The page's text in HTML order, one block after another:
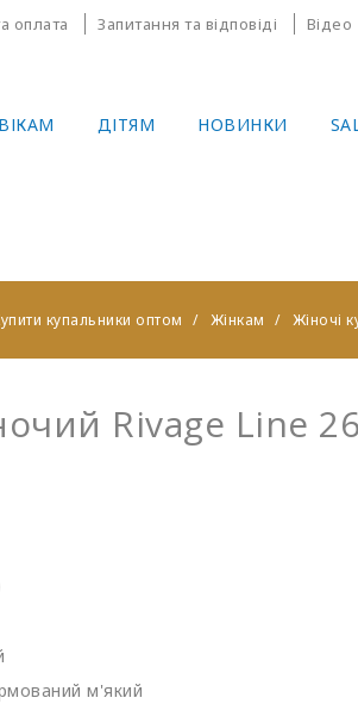
оплата Запитання та відповіді Відео
ДІТЯМ НОВИНКИ
купальники оптом Жінкам Жіночі
Rivage Line
м'який